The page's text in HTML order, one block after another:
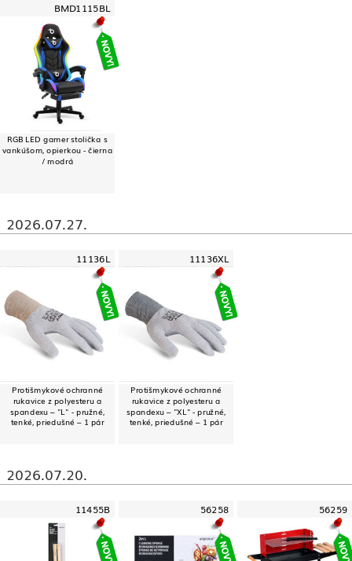
BMD1115BL
RGB LED gamer stolička s
vankúšom, opierkou - čierna
/ modrá
2026.07.27.
11136L
Protišmykové ochranné
rukavice z polyesteru a
spandexu – "L" - pružné,
tenké, priedušné – 1 pár
11136XL
Protišmykové ochranné
rukavice z polyesteru a
spandexu – "XL" - pružné,
tenké, priedušné – 1 pár
2026.07.20.
11455B 56258 56259